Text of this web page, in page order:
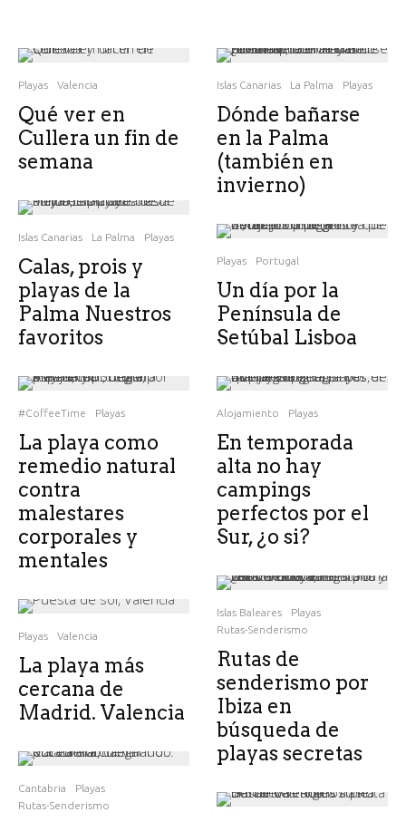
Playas Valencia
Qué ver en
Cullera un fin de
semana
Islas Canarias La Palma Playas
Calas, prois y
playas de la
Palma Nuestros
favoritos
#CoffeeTime Playas
La playa como
remedio natural
contra
malestares
corporales y
mentales
Playas Valencia
La playa más
cercana de
Madrid. Valencia
Cantabria
Playas
Rutas-Senderismo
Islas Canarias La Palma Playas
Dónde bañarse
en la Palma
(también en
invierno)
Playas Portugal
Un día por la
Península de
Setúbal Lisboa
Alojamiento Playas
En temporada
alta no hay
campings
perfectos por el
Sur, ¿o si?
Islas Baleares
Playas
Rutas-Senderismo
Rutas de
senderismo por
Ibiza en
búsqueda de
playas secretas